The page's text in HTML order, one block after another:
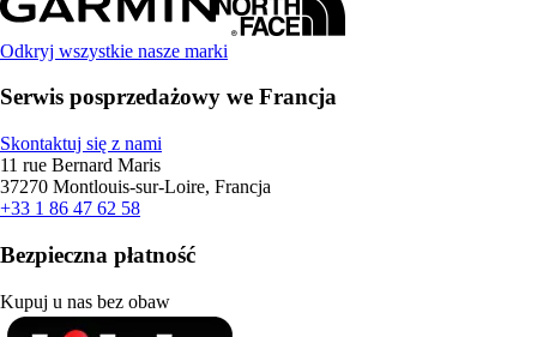
Odkryj wszystkie nasze marki
Serwis posprzedażowy we Francja
Skontaktuj się z nami
11 rue Bernard Maris
37270 Montlouis-sur-Loire, Francja
+33 1 86 47 62 58
Bezpieczna płatność
Kupuj u nas bez obaw